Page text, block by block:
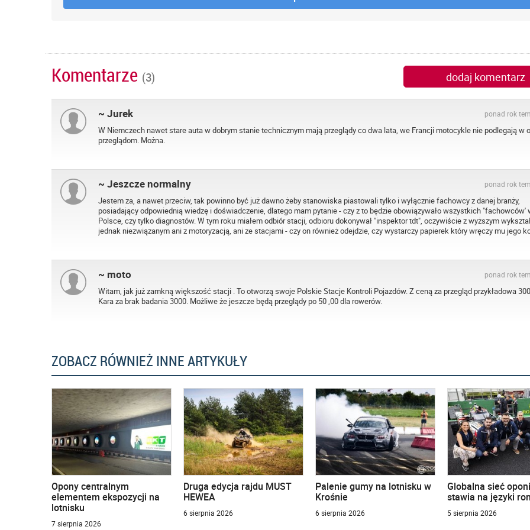
Komentarze (3) dodaj komentarz
~ Jurek ponad rok
W Niemczech nawet stare auta w dobrym stanie technicznym mają przeglądy co dwa lata, we Francji motocykle nie podlegają w
przeglądom. Można.
~ Jeszcze normalny ponad rok
Jestem za, a nawet przeciw, tak powinno być już dawno żeby stanowiska piastowali tylko i wyłącznie fachowcy z danej branży,
posiadający odpowiednią wiedzę i doświadczenie, dlatego mam pytanie - czy z to będzie obowiązywało wszystkich "fachowców'
Polsce, czy tylko diagnostów. W tym roku miałem odbiór stacji, odbioru dokonywał "inspektor tdt", oczywiście z wyższym
jednak niezwiązanym ani z motoryzacją, ani ze stacjami - czy on również odejdzie, czy wystarczy papierek który wręczy mu jego
~ moto ponad rok
Witam, jak już zamkną większość stacji . To otworzą swoje Polskie Stacje Kontroli Pojazdów. Z ceną za przegląd przykładowa
Kara za brak badania 3000. Możliwe że jeszcze będą przeglądy po 50 ,00 dla rowerów.
ZOBACZ RÓWNIEŻ INNE ARTYKUŁY
Opony centralnym
elementem ekspozycji na
lotnisku
7 sierpnia 2026
Druga edycja rajdu MUST
HEWEA
6 sierpnia 2026
Palenie gumy na lotnisku w
Krośnie
6 sierpnia 2026
Globalna sieć
stawia na języki
5 sierpnia 2026